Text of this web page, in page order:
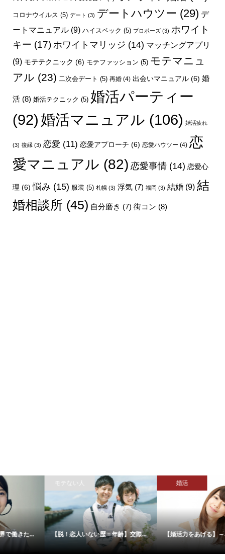
コロナウイルス (5) デート (3) デートハウツー (29) デ
ートマニュアル(9) ハイスペック (5) プロポーズ(3) ホワイト
キー (17) ホワイトマリッジ (14) マッチングアプリ
(9) モテテクニック (6) モテファッション (5) モテマニュ
アル (23) 二次会デート (5) 再婚(4) 出会いマニュアル(6) 婚
活(8) 婚活テクニック (5) 婚活パーティー
(92) 婚活マニュアル (106) 婚活疲れ
(3) 復縁(3) 恋愛 (11) 恋愛アプローチ (6) 恋愛ハウツー (4) 恋
愛マニュアル (82) 恋愛事情(14) 恋愛心
理 (6) 悩み (15) 服装 (5) 札幌(3) 浮気(7) 福岡 (3) 結婚(9) 結
婚相談所 (45) 自分磨き (7) 街コン (8)
【脱！恋人いない歴＝年齢】交際...
婚活
【婚活力をあげる】～ネガティブ...